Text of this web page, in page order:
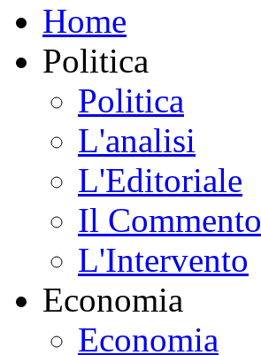
Home
Politica
Politica
L'analisi
L'Editoriale
Il Commento
L'Intervento
Economia
Economia